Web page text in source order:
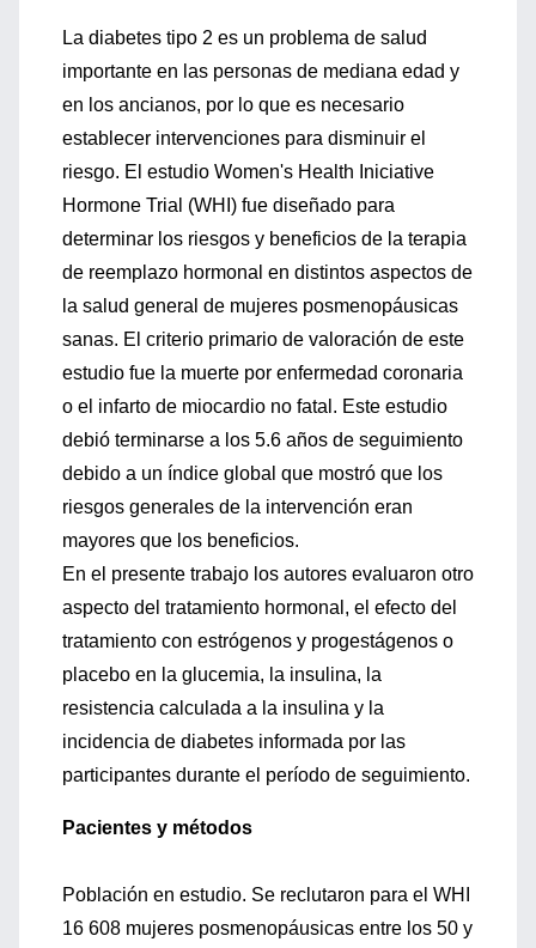
La diabetes tipo 2 es un problema de salud
importante en las personas de mediana edad y
en los ancianos, por lo que es necesario
establecer intervenciones para disminuir el
riesgo. El estudio Women's Health Iniciative
Hormone Trial (WHI) fue diseñado para
determinar los riesgos y beneficios de la terapia
de reemplazo hormonal en distintos aspectos de
la salud general de mujeres posmenopáusicas
sanas. El criterio primario de valoración de este
estudio fue la muerte por enfermedad coronaria
o el infarto de miocardio no fatal. Este estudio
debió terminarse a los 5.6 años de seguimiento
debido a un índice global que mostró que los
riesgos generales de la intervención eran
mayores que los beneficios.
En el presente trabajo los autores evaluaron otro
aspecto del tratamiento hormonal, el efecto del
tratamiento con estrógenos y progestágenos o
placebo en la glucemia, la insulina, la
resistencia calculada a la insulina y la
incidencia de diabetes informada por las
participantes durante el período de seguimiento.
Pacientes y métodos
Población en estudio. Se reclutaron para el WHI
16 608 mujeres posmenopáusicas entre los 50 y